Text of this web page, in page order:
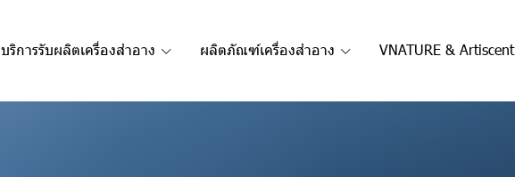
บริการรับผลิตเครื่องสำอาง ผลิตภัณฑ์เครื่องสำอาง VNATURE & Artiscent